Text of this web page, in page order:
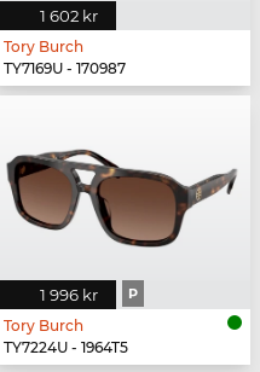
1 602 kr
Tory Burch
TY7169U - 170987
1 996 kr P
Tory Burch
TY7224U - 1964T5